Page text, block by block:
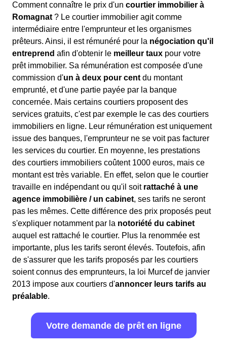
Comment connaître le prix d'un courtier immobilier à
Romagnat ? Le courtier immobilier agit comme
intermédiaire entre l'emprunteur et les organismes
prêteurs. Ainsi, il est rémunéré pour la négociation qu'il
entreprend afin d'obtenir le meilleur taux pour votre
prêt immobilier. Sa rémunération est composée d'une
commission d'un à deux pour cent du montant
emprunté, et d'une partie payée par la banque
concernée. Mais certains courtiers proposent des
services gratuits, c'est par exemple le cas des courtiers
immobiliers en ligne. Leur rémunération est uniquement
issue des banques, l'emprunteur ne se voit pas facturer
les services du courtier. En moyenne, les prestations
des courtiers immobiliers coûtent 1000 euros, mais ce
montant est très variable. En effet, selon que le courtier
travaille en indépendant ou qu'il soit rattaché à une
agence immobilière / un cabinet, ses tarifs ne seront
pas les mêmes. Cette différence des prix proposés peut
s'expliquer notamment par la notoriété du cabinet
auquel est rattaché le courtier. Plus la renommée est
importante, plus les tarifs seront élevés. Toutefois, afin
de s'assurer que les tarifs proposés par les courtiers
soient connus des emprunteurs, la loi Murcef de janvier
2013 impose aux courtiers d'annoncer leurs tarifs au
préalable.
Votre demande de prêt en ligne